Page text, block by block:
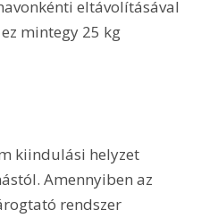
eltávolításával
mintegy 25 kg
kiindulási helyzet
Amennyiben az
rendszer